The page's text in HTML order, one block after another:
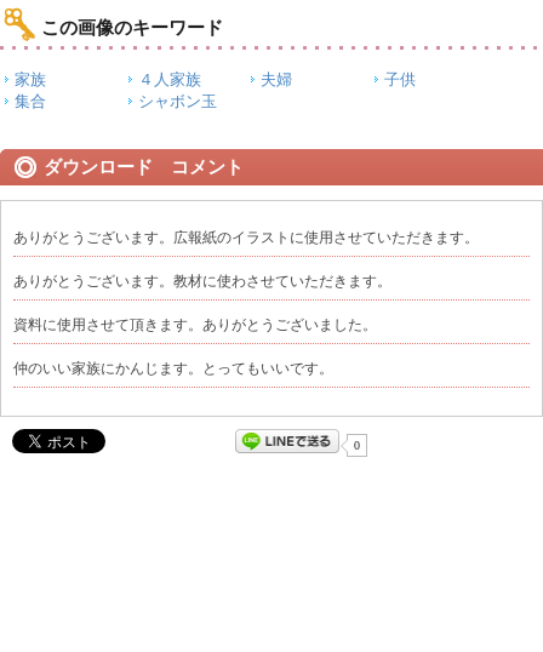
この画像のキーワード
家族 ４人家族 夫婦
子供
集合
シャボン玉
ダウンロード コメント
ありがとうございます。広報紙のイラストに使用させていただきます。
ありがとうございます。教材に使わさせていただきます。
資料に使用させて頂きます。ありがとうございました。
仲のいい家族にかんじます。とってもいいです。
0